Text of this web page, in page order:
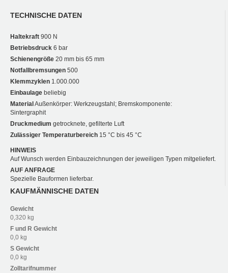
TECHNISCHE DATEN
Haltekraft 900 N
Betriebsdruck 6 bar
Schienengröße 20 mm bis 65 mm
Notfallbremsungen 500
Klemmzyklen 1.000.000
Einbaulage beliebig
Material Außenkörper: Werkzeugstahl; Bremskomponente:
Sintergraphit
Druckmedium getrocknete, gefilterte Luft
Zulässiger Temperaturbereich 15 °C bis 45 °C
HINWEIS
Auf Wunsch werden Einbauzeichnungen der jeweiligen Typen mitgeliefert.
AUF ANFRAGE
Spezielle Bauformen lieferbar.
KAUFMÄNNISCHE DATEN
Gewicht
0,320 kg
F und R Gewicht
0,0 kg
S Gewicht
0,0 kg
Zolltarifnummer